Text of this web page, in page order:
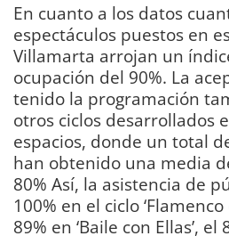
En cuanto a los datos
espectáculos puestos en
Villamarta arrojan un
ocupación del 90%. La
tenido la programación
otros ciclos desarrollados
espacios, donde un total
han obtenido una media
80% Así, la asistencia de
100% en el ciclo
89% en ‘Baile con Ellas’, el